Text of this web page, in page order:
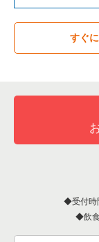
バーの居抜き売
居酒屋・ダイニ
洋食の居抜き売
その他の居抜き
神戸市長田区の
神戸市垂水区の
神戸市北区の飲
神戸市西区の飲
兵庫県のテイク
兵庫県のお弁当
兵庫県のバーの
兵庫県の居酒屋
兵庫県の専門料
兵庫県の和食の
兵庫県の洋食の
案件一覧
神戸市中央区の
神戸市中央区の
神戸市中央区の
神戸市中央区の
すぐ
受付時
飲